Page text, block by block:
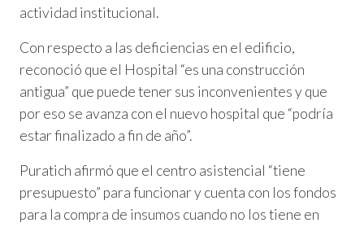
actividad institucional.
Con respecto a las deficiencias en el edificio,
reconoció que el Hospital “es una construcción
antigua” que puede tener sus inconvenientes y que
por eso se avanza con el nuevo hospital que “podría
estar finalizado a fin de año”.
Puratich afirmó que el centro asistencial “tiene
presupuesto” para funcionar y cuenta con los fondos
para la compra de insumos cuando no los tiene en